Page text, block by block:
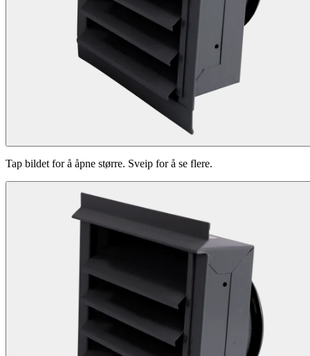
Tap bildet for å åpne større. Sveip for å se flere.